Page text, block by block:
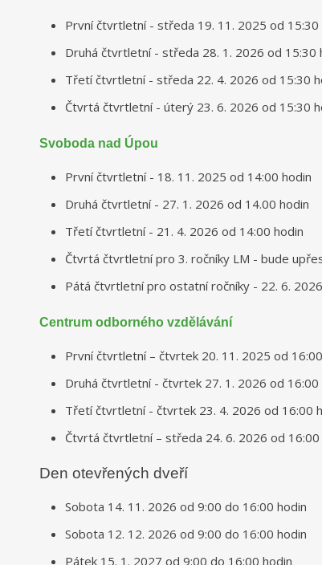
První čtvrtletní - středa 19. 11. 2025 od 15:30
Druhá čtvrtletní - středa 28. 1. 2026 od 15:30
Třetí čtvrtletní - středa 22. 4. 2026 od 15:30
Čtvrtá čtvrtletní - úterý 23. 6. 2026 od 15:30
Svoboda nad Úpou
První čtvrtletní - 18. 11. 2025 od 14:00 hodin
Druhá čtvrtletní - 27. 1. 2026 od 14.00 hodin
Třetí čtvrtletní - 21. 4. 2026 od 14:00 hodin
Čtvrtá čtvrtletní pro 3. ročníky LM - bude
Pátá čtvrtletní pro ostatní ročníky - 22. 6.
Centrum odborného vzdělávání
První čtvrtletní – čtvrtek 20. 11. 2025 od
Druhá čtvrtletní - čtvrtek 27. 1. 2026 od 16:00
Třetí čtvrtletní - čtvrtek 23. 4. 2026 od 16:00
Čtvrtá čtvrtletní – středa 24. 6. 2026 od 16:00
Den otevřených dveří
Sobota 14. 11. 2026 od 9:00 do 16:00 hodin
Sobota 12. 12. 2026 od 9:00 do 16:00 hodin
Pátek 15. 1. 2027 od 9:00 do 16:00 hodin